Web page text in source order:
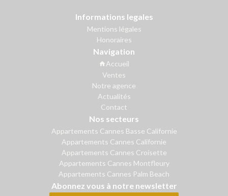
Informations legales
Mentions légales
Honoraires
Navigation
Accueil
Ventes
Notre agence
Actualités
Contact
Nos secteurs
Appartements Cannes Basse Californie
Appartements Cannes Californie
Appartements Cannes Croisette
Appartements Cannes Montfleury
Appartements Cannes Palm Beach
Abonnez vous à notre newsletter